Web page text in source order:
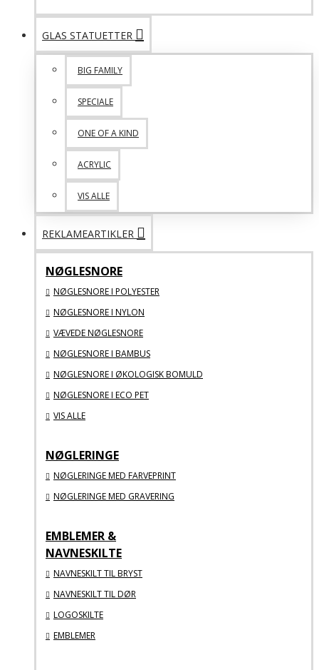
GLAS STATUETTER
BIG FAMILY
SPECIALE
ONE OF A KIND
ACRYLIC
VIS ALLE
REKLAMEARTIKLER
NØGLESNORE
NØGLESNORE I POLYESTER
NØGLESNORE I NYLON
VÆVEDE NØGLESNORE
NØGLESNORE I BAMBUS
NØGLESNORE I ØKOLOGISK BOMULD
NØGLESNORE I ECO PET
VIS ALLE
NØGLERINGE
NØGLERINGE MED FARVEPRINT
NØGLERINGE MED GRAVERING
EMBLEMER &
NAVNESKILTE
NAVNESKILT TIL BRYST
NAVNESKILT TIL DØR
LOGOSKILTE
EMBLEMER